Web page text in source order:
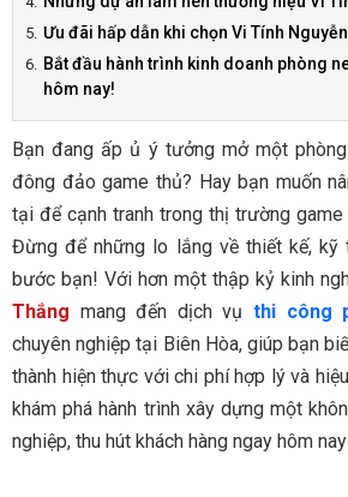
Ưu đãi hấp dẫn khi chọn Vi Tính
Bắt đầu hành trình kinh doanh phòng
hôm nay!
Bạn đang ấp ủ ý tưởng mở một
đông đảo game thủ? Hay bạn muốn
tại để cạnh tranh trong thị trường
Đừng để những lo lắng về thiết kế, kỹ
bước bạn! Với hơn một thập kỷ kinh
Thắng mang đến dịch vụ thi công
chuyên nghiệp tại Biên Hòa, giúp bạn
thành hiện thực với chi phí hợp lý và
khám phá hành trình xây dựng một
nghiệp, thu hút khách hàng ngay hôm